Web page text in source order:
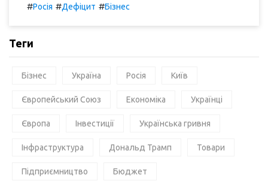
#Росія #Дефіцит #Бізнес
Теги
Бізнес Україна Росія Київ
Європейський Союз Економіка Українці
Європа Інвестиції Українська гривня
Інфраструктура Дональд Трамп Товари
Підприємництво Бюджет